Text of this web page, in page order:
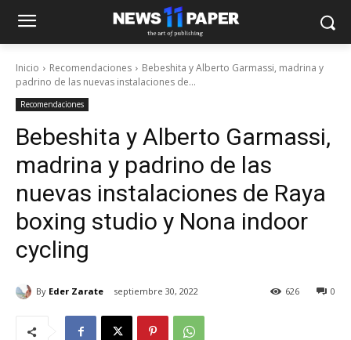
Inicio Recomendaciones
Bebeshita y Alberto Garmassi, madrina y
padrino de las nuevas instalaciones de...
Recomendaciones
Bebeshita y Alberto Garmassi,
madrina y padrino de las
nuevas instalaciones de Raya
boxing studio y Nona indoor
cycling
By Eder Zarate septiembre 30, 2022 0
626